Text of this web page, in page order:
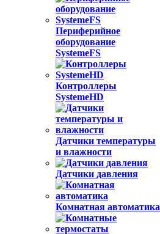
Периферийное
оборудование
SystemeFS
Контроллеры
SystemeHD
Датчики температуры
и влажности
Датчики давления
Комнатная автоматика